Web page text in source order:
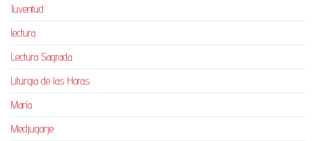
Juventud
lectura
Lectura Sagrada
Liturgia de las Horas
María
Medjugorje